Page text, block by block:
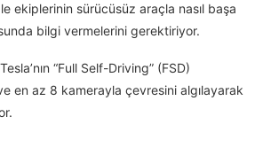
ekiplerinin sürücüsüz araçla nasıl başa
bilgi vermelerini gerektiriyor.
“Full Self-Driving” (FSD)
ve en az 8 kamerayla çevresini algılayarak